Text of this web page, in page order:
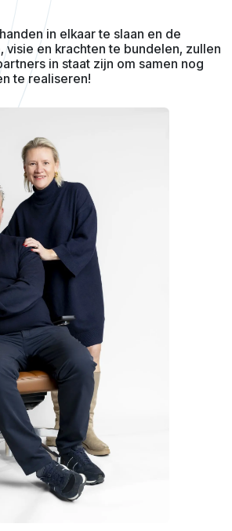
in elkaar te slaan en de
visie en krachten te bundelen, zullen
in staat zijn om samen nog
te realiseren!